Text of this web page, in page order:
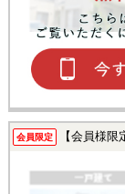
会員限定 【会員様限